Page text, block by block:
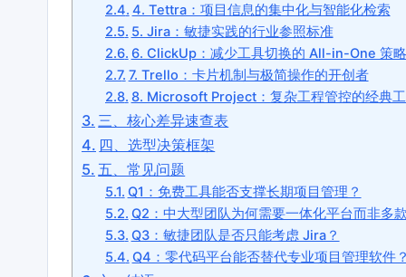
4. Tettra：项目信息的集中化与智能化检索
5. Jira：敏捷实践的行业参照标准
6. ClickUp：减少工具切换的 All-in-One 策略
7. Trello：卡片机制与极简操作的开创者
8. Microsoft Project：复杂工程管控的经典
三、核心差异速查表
四、选型决策框架
五、常见问题
Q1：免费工具能否支撑长期项目管理？
Q2：中大型团队为何需要一体化平台而非多
Q3：敏捷团队是否只能考虑 Jira？
Q4：零代码平台能否替代专业项目管理软件？